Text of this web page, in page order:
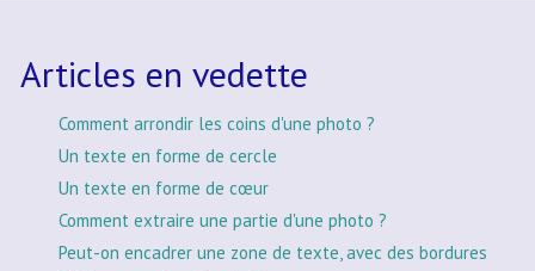
Articles en vedette
Comment arrondir les coins d'une photo ?
Un texte en forme de cercle
Un texte en forme de cœur
Comment extraire une partie d'une photo ?
Peut-on encadrer une zone de texte, avec des bordures